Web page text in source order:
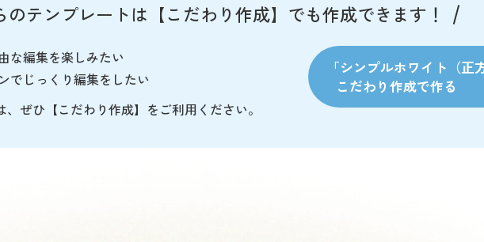
のテンプレートは 【こだわり作成】 でも作成できます！
な編集を楽しみたい
でじっくり編集をしたい
、ぜひ【こだわり作成】をご利用ください。
「シンプルホワイト（正
こだわり作成で作る